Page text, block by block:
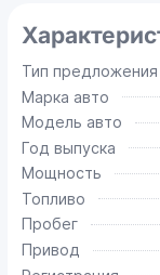
Тип предложения
Марка авто
Модель авто
Год выпуска
Мощность
Топливо
Пробег
Привод